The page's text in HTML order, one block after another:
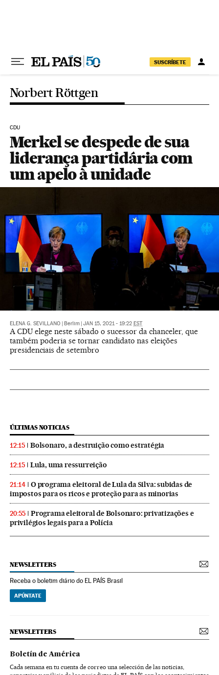
SUSCRÍBETE
Norbert Röttgen
CDU
Merkel se despede de sua
liderança partidária com
um apelo à unidade
ELENA G. SEVILLANO Berlim JAN 15, 2021 - 19:22 EST
A CDU elege neste sábado o sucessor da chanceler, que
também poderia se tornar candidato nas eleições
presidenciais de setembro
ÚLTIMAS NOTICIAS
12:15 Bolsonaro, a destruição como estratégia
12:15 Lula, uma ressurreição
21:14
O programa eleitoral de Lula da Silva: subidas de
impostos para os ricos e proteção para as minorias
20:55
Programa eleitoral de Bolsonaro: privatizações e
privilégios legais para a Polícia
NEWSLETTERS
Receba o boletim diário do EL PAÍS Brasil
APÚNTATE
NEWSLETTERS
Boletín de América
Cada semana en tu cuenta de correo una selección de las noticias,